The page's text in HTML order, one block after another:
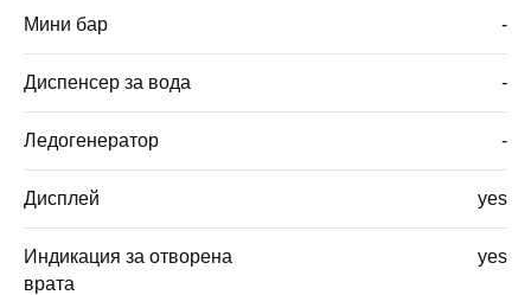
Мини бар -
Диспенсер за вода -
Ледогенератор -
Дисплей yes
Индикация за отворена
врата
yes